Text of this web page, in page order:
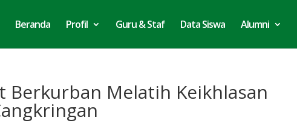
Beranda Profil Guru & Staf Data Siswa Alumni
Berkurban Melatih Keikhlasan